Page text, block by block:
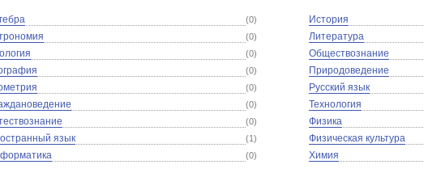
(0)
(0)
(0)
(0)
(0)
(0)
(0)
(1)
язык
(0)
История
Литература
Обществознание
Природоведение
Русский язык
Технология
Физика
Физическая культура
Химия